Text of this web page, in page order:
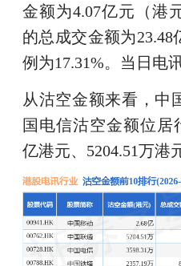
金额为4.07亿元（港
的总成交金额为
例为17.31%。当日电
从沽空金额来看，中
国电信沽空金额位居
亿港元、5204.51万港